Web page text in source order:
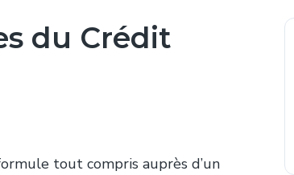
du Crédit
tout compris auprès d’un